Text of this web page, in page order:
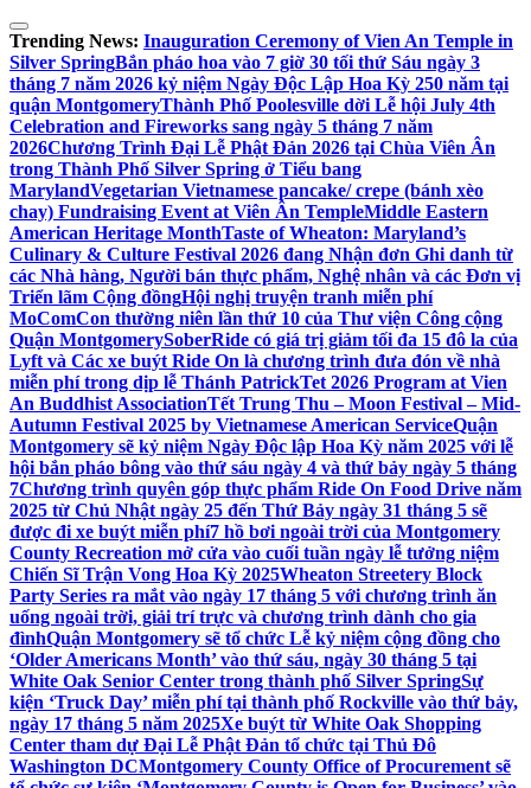
Skip
to
content
Trending News: Inauguration Ceremony of Vien An Temple in
Silver SpringBắn pháo hoa vào 7 giờ 30 tối thứ Sáu ngày 3
tháng 7 năm 2026 kỷ niệm Ngày Độc Lập Hoa Kỳ 250 năm tại
quận MontgomeryThành Phố Poolesville dời Lễ hội July 4th
Celebration and Fireworks sang ngày 5 tháng 7 năm
2026Chương Trình Đại Lễ Phật Đản 2026 tại Chùa Viên Ân
trong Thành Phố Silver Spring ở Tiểu bang
MarylandVegetarian Vietnamese pancake/ crepe (bánh xèo
chay) Fundraising Event at Viên Ân TempleMiddle Eastern
American Heritage MonthTaste of Wheaton: Maryland’s
Culinary & Culture Festival 2026 đang Nhận đơn Ghi danh từ
các Nhà hàng, Người bán thực phẩm, Nghệ nhân và các Đơn vị
Triển lãm Cộng đồngHội nghị truyện tranh miễn phí
MoComCon thường niên lần thứ 10 của Thư viện Công cộng
Quận MontgomerySoberRide có giá trị giảm tối đa 15 đô la của
Lyft và Các xe buýt Ride On là chương trình đưa đón về nhà
miễn phí trong dịp lễ Thánh PatrickTet 2026 Program at Vien
An Buddhist AssociationTết Trung Thu – Moon Festival – Mid-
Autumn Festival 2025 by Vietnamese American ServiceQuận
Montgomery sẽ kỷ niệm Ngày Độc lập Hoa Kỳ năm 2025 với lễ
hội bắn pháo bông vào thứ sáu ngày 4 và thứ bảy ngày 5 tháng
7Chương trình quyên góp thực phẩm Ride On Food Drive năm
2025 từ Chủ Nhật ngày 25 đến Thứ Bảy ngày 31 tháng 5 sẽ
được đi xe buýt miễn phí7 hồ bơi ngoài trời của Montgomery
County Recreation mở cửa vào cuối tuần ngày lễ tưởng niệm
Chiến Sĩ Trận Vong Hoa Kỳ 2025Wheaton Streetery Block
Party Series ra mắt vào ngày 17 tháng 5 với chương trình ăn
uống ngoài trời, giải trí trực và chương trình dành cho gia
đìnhQuận Montgomery sẽ tổ chức Lễ kỷ niệm cộng đồng cho
‘Older Americans Month’ vào thứ sáu, ngày 30 tháng 5 tại
White Oak Senior Center trong thành phố Silver SpringSự
kiện ‘Truck Day’ miễn phí tại thành phố Rockville vào thứ bảy,
ngày 17 tháng 5 năm 2025Xe buýt từ White Oak Shopping
Center tham dự Đại Lễ Phật Đản tổ chức tại Thủ Đô
Washington DCMontgomery County Office of Procurement sẽ